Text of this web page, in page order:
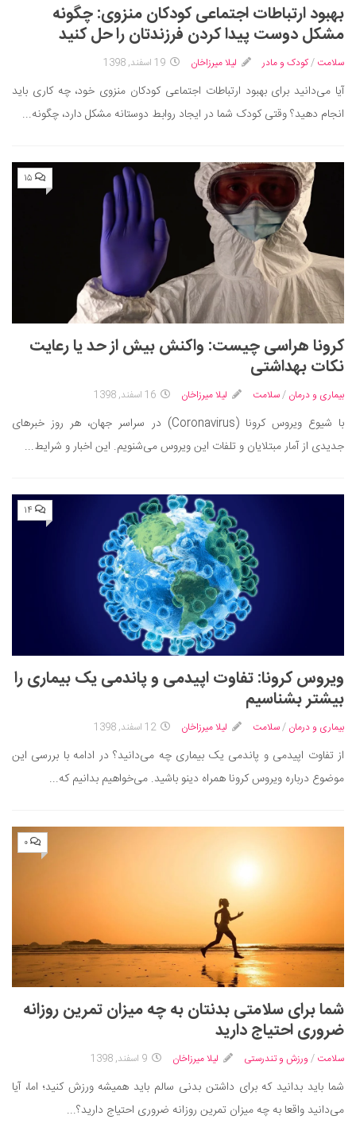
بهبود ارتباطات اجتماعی کودکان منزوی: چگونه
مشکل دوست پیدا کردن فرزندتان را حل کنید
سلامت /کودک و مادر لیلا میرزاخان 19 اسفند, 1398
آیا می‌دانید برای بهبود ارتباطات اجتماعی کودکان منزوی خود، چه کاری باید
انجام دهید؟ وقتی کودک شما در ایجاد روابط دوستانه مشکل دارد، چگونه...
۱۵
کرونا هراسی چیست: واکنش بیش از حد یا رعایت
نکات بهداشتی
بیماری و درمان /سلامت لیلا میرزاخان 16 اسفند, 1398
با شیوع ویروس کرونا (Coronavirus) در سراسر جهان، هر روز خبرهای
جدیدی از آمار مبتلایان و تلفات این ویروس می‌شنویم. این اخبار و شرایط...
۱۴
ویروس کرونا: تفاوت اپیدمی و پاندمی یک بیماری را
بیشتر بشناسیم
بیماری و درمان /سلامت لیلا میرزاخان 12 اسفند, 1398
از تفاوت اپیدمی و پاندمی یک بیماری چه می‌دانید؟ در ادامه با بررسی این
موضوع درباره ویروس کرونا همراه دینو باشید. می‌خواهیم بدانیم که...
۰
شما برای سلامتی بدنتان به چه میزان تمرین روزانه
ضروری احتیاج دارید
سلامت / ورزش و تندرستی لیلا میرزاخان 9 اسفند, 1398
شما باید بدانید که برای داشتن بدنی سالم باید همیشه ورزش کنید؛ اما، آیا
می‌دانید واقعا به چه میزان تمرین روزانه ضروری احتیاج دارید؟...